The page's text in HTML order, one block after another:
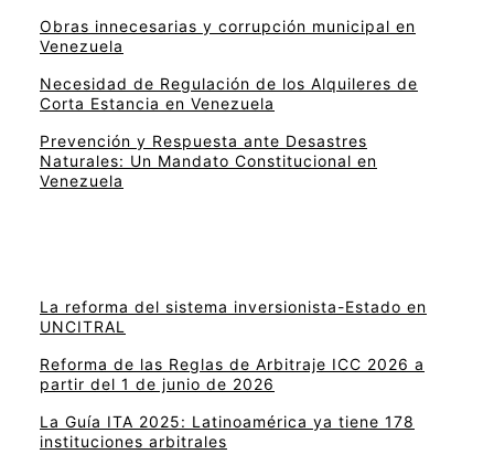
Obras innecesarias y corrupción municipal en
Venezuela
Necesidad de Regulación de los Alquileres de
Corta Estancia en Venezuela
Prevención y Respuesta ante Desastres
Naturales: Un Mandato Constitucional en
Venezuela
La reforma del sistema inversionista-Estado en
UNCITRAL
Reforma de las Reglas de Arbitraje ICC 2026 a
partir del 1 de junio de 2026
La Guía ITA 2025: Latinoamérica ya tiene 178
instituciones arbitrales